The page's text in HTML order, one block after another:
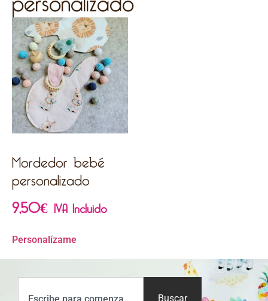
Mordedor bebé
personalizado
9,50€ IVA Incluido
Personalízame
Buscar